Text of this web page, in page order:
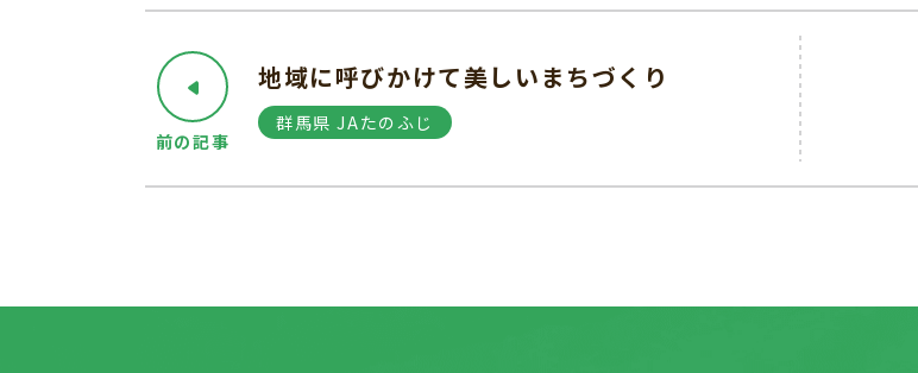
地域に呼びかけて美しいまちづくり
群馬県 JAたのふじ
前の記事